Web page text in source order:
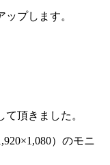
プします。
頂きました。
）のモニ